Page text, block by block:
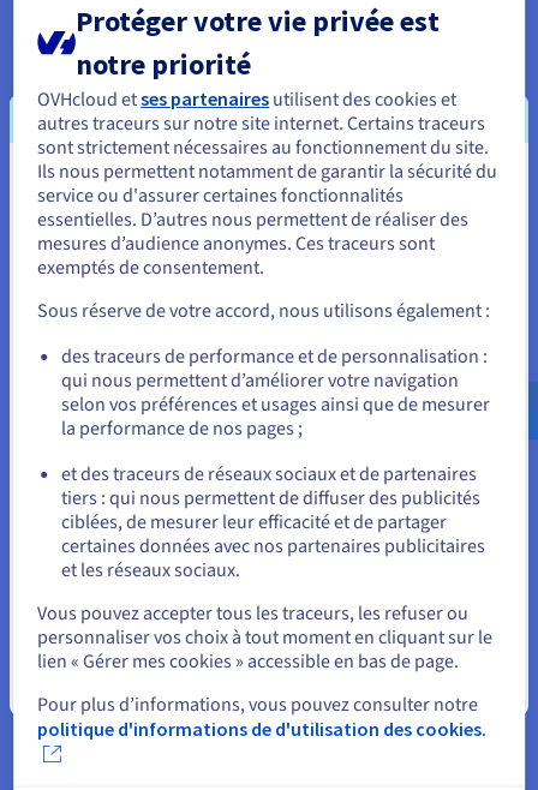
Wordpress Managé et Web
Hosting
Peut-on facilement passer d’un
hébergement classique à un hébergement
infogéré ?
Oui, la plupart des hébergeurs offrent des outils ou
services de migration pour simplifier cette transition. Ces
outils permettent de transférer automatiquement vos
fichiers, bases de données et configurations vers
l’environnement managé. Avant de migrer, il est conseillé
de vérifier la compatibilité de vos plugins, thèmes et
autres ressources avec l’environnement proposé. En cas
de difficulté, le support technique de l’hébergeur peut
vous accompagner pour garantir un transfert fluide,
sans interruption et en toute sécurité. Les solutions
infogérées permettent également d'optimiser les
performances de votre site une fois la migration
L’hébergement infogéré convient-il aux
sites multilingues ?
Vous semblez être localisé en États-
Unis.
Pour commander, rendez-vous sur le site de votre pays (États-
Allez sur le site États-Unis
us.ovhcloud.com/
Anglais USD - $
ou
Rester sur le site actuel
Sélectionner un autre site web
Protéger votre vie privée est
notre priorité
OVHcloud etses partenaires utilisent des cookies et
autres traceurs sur notre site internet. Certains traceurs
sont strictement nécessaires au fonctionnement du site.
Ils nous permettent notamment de garantir la sécurité du
service ou d'assurer certaines fonctionnalités
essentielles. D’autres nous permettent de réaliser des
mesures d’audience anonymes. Ces traceurs sont
exemptés de consentement.
Sous réserve de votre accord, nous utilisons également :
des traceurs de performance et de personnalisation :
qui nous permettent d’améliorer votre navigation
selon vos préférences et usages ainsi que de mesurer
la performance de nos pages ;
et des traceurs de réseaux sociaux et de partenaires
tiers : qui nous permettent de diffuser des publicités
ciblées, de mesurer leur efficacité et de partager
certaines données avec nos partenaires publicitaires
et les réseaux sociaux.
Vous pouvez accepter tous les traceurs, les refuser ou
personnaliser vos choix à tout moment en cliquant sur le
lien « Gérer mes cookies » accessible en bas de page.
Pour plus d’informations, vous pouvez consulter notre
politique d'informations de d'utilisation des cookies.